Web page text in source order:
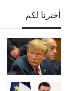
أخترنا لكم